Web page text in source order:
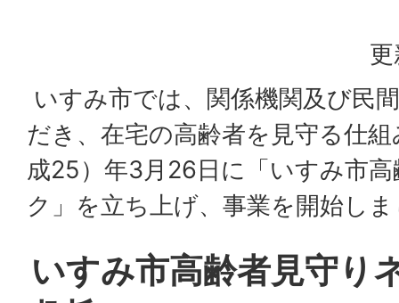
いすみ市では、関係機関及び民
だき、在宅の高齢者を見守る仕
成25）年3月26日に「いすみ市
ク」を立ち上げ、事業を開始し
いすみ市高齢者見守り